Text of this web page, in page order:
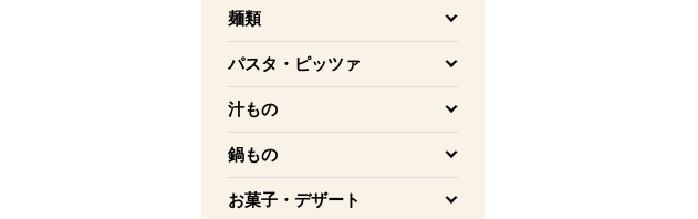
麺類
を開く
パスタ・ピッツァ
を開く
汁もの
を開く
鍋もの
を開く
お菓子・デザート
を開く